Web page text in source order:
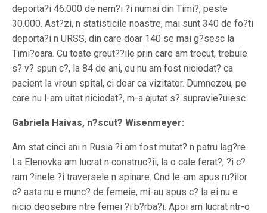
deporta?i 46.000 de nem?i ?i numai din Timi?, peste
30.000. Ast?zi, n statisticile noastre, mai sunt 340 de fo?ti
deporta?i n URSS, din care doar 140 se mai g?sesc la
Timi?oara. Cu toate greut??ile prin care am trecut, trebuie
s? v? spun c?, la 84 de ani, eu nu am fost niciodat? ca
pacient la vreun spital, ci doar ca vizitator. Dumnezeu, pe
care nu l-am uitat niciodat?, m-a ajutat s? supravie?uiesc.
Gabriela Haivas, n?scut? Wisenmeyer:
Am stat cinci ani n Rusia ?i am fost mutat? n patru lag?re.
La Elenovka am lucrat n construc?ii, la o cale ferat?, ?i c?
ram ?inele ?i traversele n spinare. Cnd le-am spus ru?ilor
c? asta nu e munc? de femeie, mi-au spus c? la ei nu e
nicio deosebire ntre femei ?i b?rba?i. Apoi am lucrat ntr-o